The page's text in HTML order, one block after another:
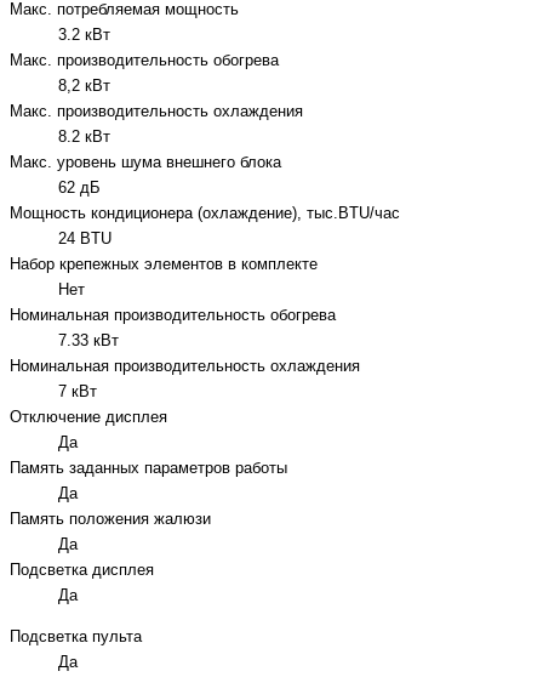
Макс. потребляемая мощность
3.2 кВт
Макс. производительность обогрева
8,2 кВт
Макс. производительность охлаждения
8.2 кВт
Макс. уровень шума внешнего блока
62 дБ
Мощность кондиционера (охлаждение), тыс.BTU/час
24 BTU
Набор крепежных элементов в комплекте
Нет
Номинальная производительность обогрева
7.33 кВт
Номинальная производительность охлаждения
7 кВт
Отключение дисплея
Да
Память заданных параметров работы
Да
Память положения жалюзи
Да
Подсветка дисплея
Да
Подсветка пульта
Да